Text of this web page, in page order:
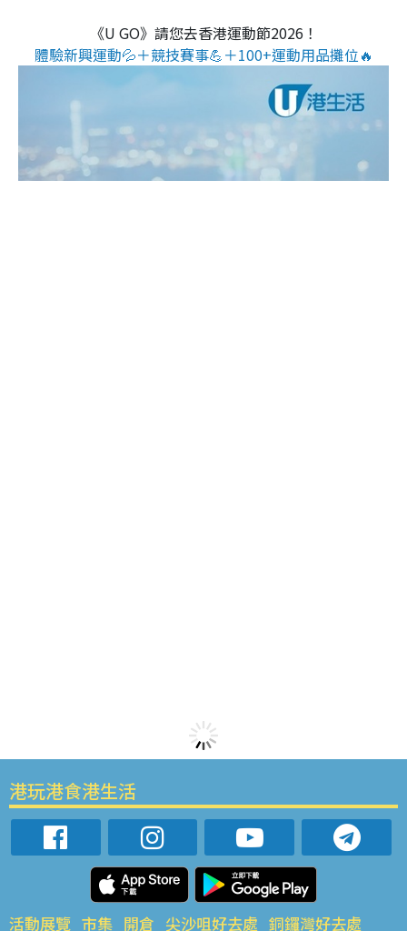
《U GO》請您去香港運動節2026！
體驗新興運動💦＋競技賽事💪＋100+運動用品攤位🔥
港玩港食港生活
活動展覽 市集 開倉 尖沙咀好去處 銅鑼灣好去處